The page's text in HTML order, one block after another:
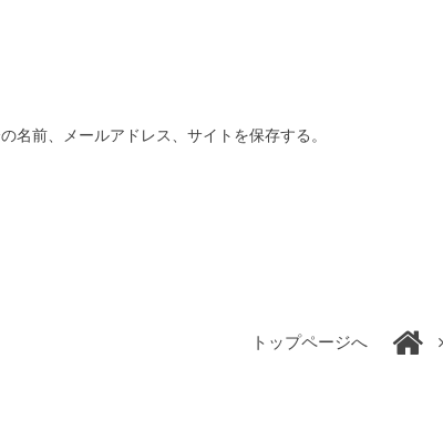
名前、メールアドレス、サイトを保存する。
トップページへ